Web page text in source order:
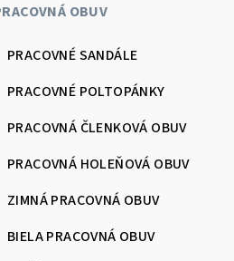
OBUV
PRACOVNÉ SANDÁLE
PRACOVNÉ POLTOPÁNKY
PRACOVNÁ ČLENKOVÁ OBUV
PRACOVNÁ HOLEŇOVÁ OBUV
ZIMNÁ PRACOVNÁ OBUV
BIELA PRACOVNÁ OBUV